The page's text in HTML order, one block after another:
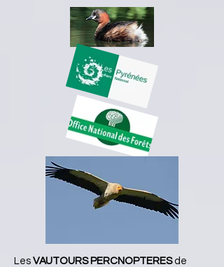
Les VAUTOURS PERCNOPTERESde